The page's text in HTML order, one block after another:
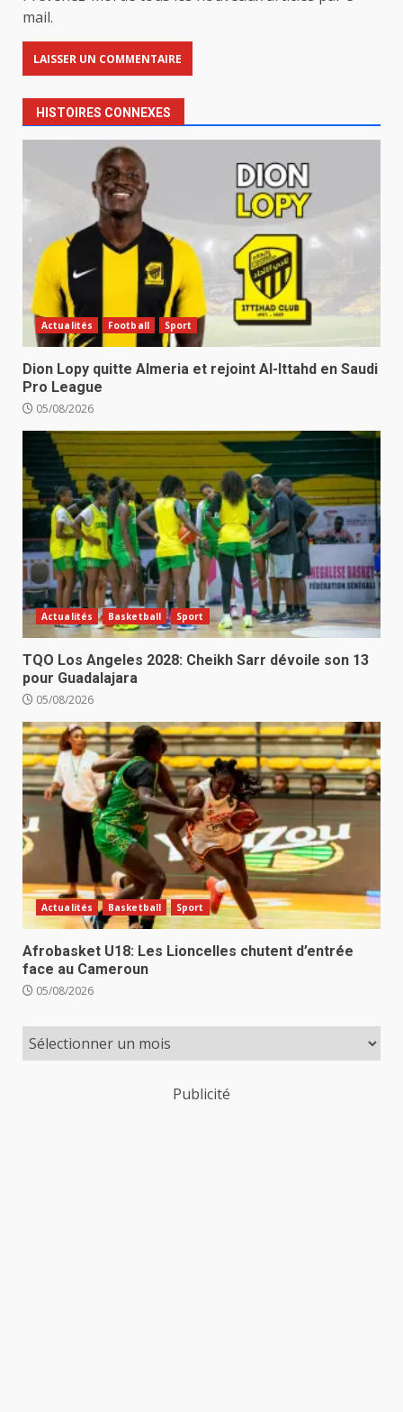
mail.
HISTOIRES CONNEXES
Actualités Football Sport
Dion Lopy quitte Almeria et rejoint Al-Ittahd en Saudi
Pro League
05/08/2026
Actualités Basketball Sport
TQO Los Angeles 2028: Cheikh Sarr dévoile son 13
pour Guadalajara
05/08/2026
Actualités Basketball Sport
Afrobasket U18: Les Lioncelles chutent d’entrée
face au Cameroun
05/08/2026
Publicité